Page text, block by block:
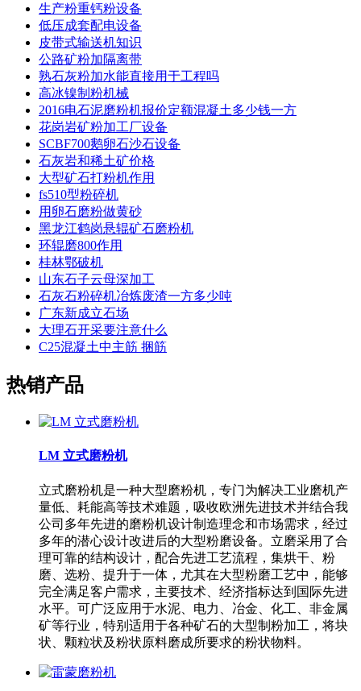
生产粉重钙粉设备
低压成套配电设备
皮带式输送机知识
公路矿粉加隔离带
熟石灰粉加水能直接用于工程吗
高冰镍制粉机械
2016电石泥磨粉机报价定额混凝土多少钱一方
花岗岩矿粉加工厂设备
SCBF700鹅卵石沙石设备
石灰岩和稀土矿价格
大型矿石打粉机作用
fs510型粉碎机
用卵石磨粉做黄砂
黑龙江鹤岗悬辊矿石磨粉机
环辊磨800作用
桂林鄂破机
山东石子云母深加工
石灰石粉碎机冶炼废渣一方多少吨
广东新成立石场
大理石开采要注意什么
C25混凝土中主筋 捆筋
热销产品
LM 立式磨粉机
立式磨粉机是一种大型磨粉机，专门为解决工业磨机产
量低、耗能高等技术难题，吸收欧洲先进技术并结合我
公司多年先进的磨粉机设计制造理念和市场需求，经过
多年的潜心设计改进后的大型粉磨设备。立磨采用了合
理可靠的结构设计，配合先进工艺流程，集烘干、粉
磨、选粉、提升于一体，尤其在大型粉磨工艺中，能够
完全满足客户需求，主要技术、经济指标达到国际先进
水平。可广泛应用于水泥、电力、冶金、化工、非金属
矿等行业，特别适用于各种矿石的大型制粉加工，将块
状、颗粒状及粉状原料磨成所要求的粉状物料。